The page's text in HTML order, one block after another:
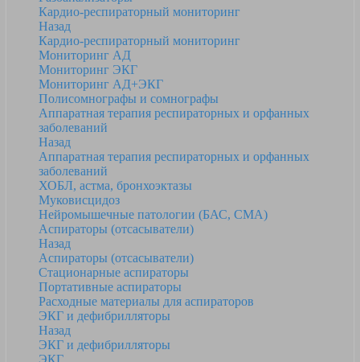
Кардио-респираторный мониторинг
Назад
Кардио-респираторный мониторинг
Мониторинг АД
Мониторинг ЭКГ
Мониторинг АД+ЭКГ
Полисомнографы и сомнографы
Аппаратная терапия респираторных и орфанных
заболеваний
Назад
Аппаратная терапия респираторных и орфанных
заболеваний
ХОБЛ, астма, бронхоэктазы
Муковисцидоз
Нейромышечные патологии (БАС, СМА)
Аспираторы (отсасыватели)
Назад
Аспираторы (отсасыватели)
Стационарные аспираторы
Портативные аспираторы
Расходные материалы для аспираторов
ЭКГ и дефибрилляторы
Назад
ЭКГ и дефибрилляторы
ЭКГ